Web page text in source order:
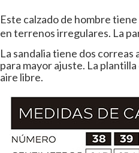
Este calzado de hombre
en terrenos irregulares. La
La sandalia tiene dos
para mayor ajuste. La
aire libre.